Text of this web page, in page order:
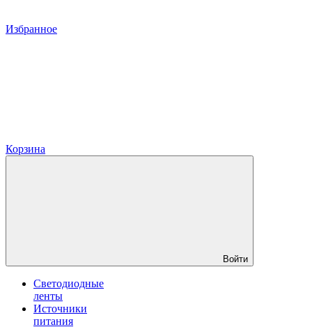
Избранное
Корзина
Войти
Светодиодные
ленты
Источники
питания